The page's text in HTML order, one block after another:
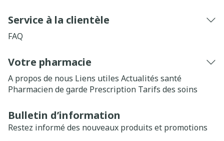
Service à la clientèle
FAQ
Votre pharmacie
A propos de nous Liens utiles Actualités santé
Pharmacien de garde Prescription Tarifs des soins
Bulletin d’information
Restez informé des nouveaux produits et promotions